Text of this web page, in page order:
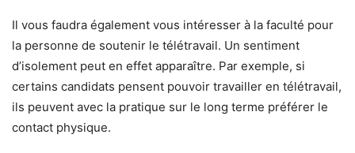
Il vous faudra également vous intéresser à la faculté pour
la personne de soutenir le télétravail. Un sentiment
d’isolement peut en effet apparaître. Par exemple, si
certains candidats pensent pouvoir travailler en télétravail,
ils peuvent avec la pratique sur le long terme préférer le
contact physique.